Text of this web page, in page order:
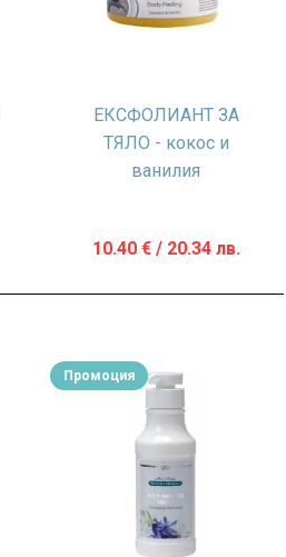
ЕКСФОЛИАНТ ЗА
ТЯЛО - кокос и
ванилия
10.40 €/ 20.34 лв.
Промоция